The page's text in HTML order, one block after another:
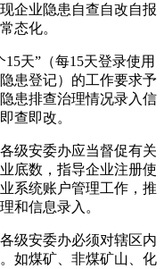
企业隐患自查自改自报
态化。
天”（每15天登录使用
患登记）的工作要求予
患排查治理情况录入信
查即改。
级安委办应当督促有关
底数，指导企业注册使
系统账户管理工作，推
和信息录入。
级安委办必须对辖区内
如煤矿、非煤矿山、化